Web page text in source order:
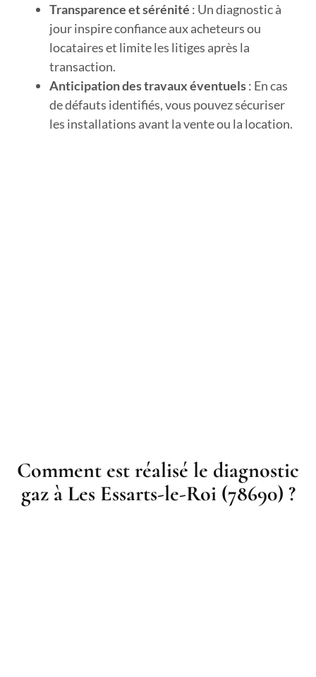
Transparence et sérénité : Un diagnostic à
jour inspire confiance aux acheteurs ou
locataires et limite les litiges après la
transaction.
Anticipation des travaux éventuels: En cas
de défauts identifiés, vous pouvez sécuriser
les installations avant la vente ou la location.
Comment est réalisé le diagnostic
gaz à Les Essarts-le-Roi (78690) ?